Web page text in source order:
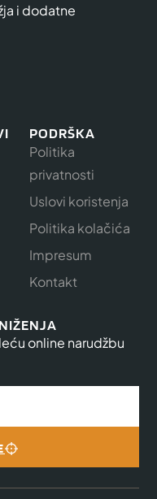
i dodatne
PODRŠKA
Politika
privatnosti
Uslovi koristenja
Politika kolačića
Impresum
Kontakt
online narudžbu